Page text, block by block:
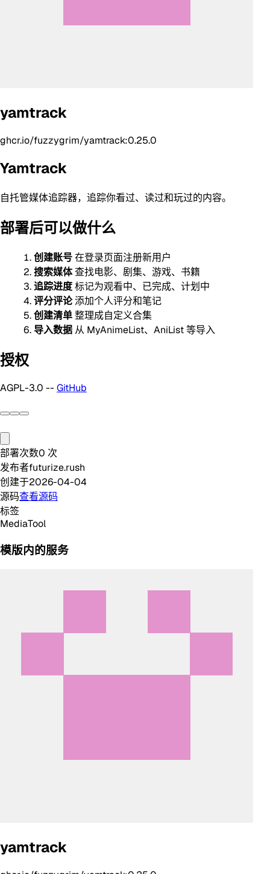
yamtrack
ghcr.io/fuzzygrim/yamtrack:0.25.0
Yamtrack
自托管媒体追踪器，追踪你看过、读过和玩过的内容。
部署后可以做什么
创建账号在登录页面注册新用户
搜索媒体查找电影、剧集、游戏、书籍
追踪进度标记为观看中、已完成、计划中
评分评论添加个人评分和笔记
创建清单整理成自定义合集
导入数据 从 MyAnimeList、AniList 等导入
授权
AGPL-3.0 -- GitHub
部署次数0 次
发布者futurize.rush
创建于2026-04-04
源码查看源码
标签
MediaTool
模版内的服务
yamtrack